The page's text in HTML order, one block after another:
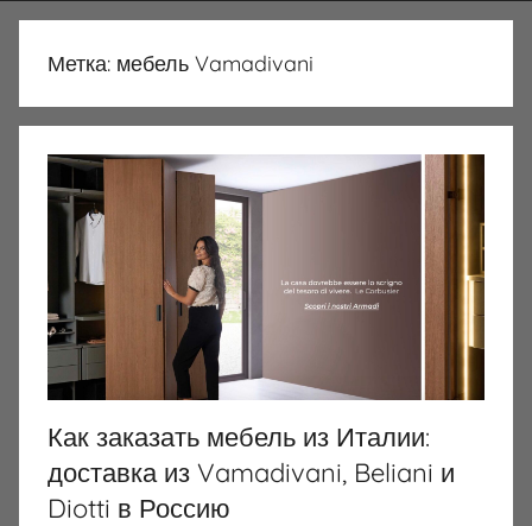
Метка: мебель Vamadivani
Как заказать мебель из Италии:
доставка из Vamadivani, Beliani и
Diotti в Россию